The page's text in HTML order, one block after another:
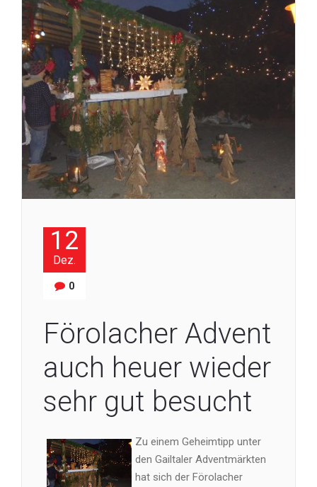
12
Dez.
0
Förolacher Advent
auch heuer wieder
sehr gut besucht
Zu einem Geheimtipp unter
den Gailtaler Adventmärkten
hat sich der Förolacher